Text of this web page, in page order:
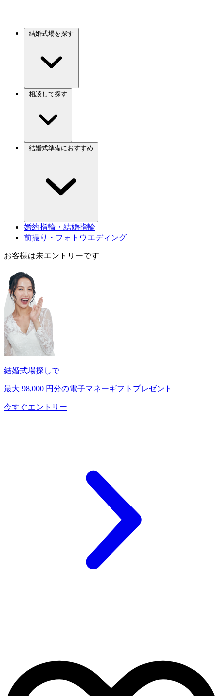
婚約指輪・結婚指輪
前撮り・フォトウエディング
お客様は未エントリーです
結婚式場探しで
最大 98,000 円分の電子マネーギフトプレゼント
今すぐエントリー